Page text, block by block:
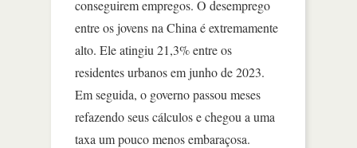
conseguirem empregos. O desemprego
entre os jovens na China é extremamente
alto. Ele atingiu 21,3% entre os
residentes urbanos em junho de 2023.
Em seguida, o governo passou meses
refazendo seus cálculos e chegou a uma
taxa um pouco menos embaraçosa.